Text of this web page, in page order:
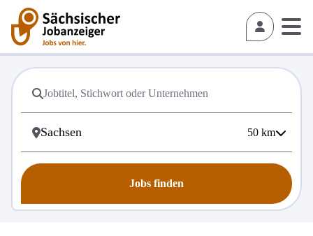
50 km
Jobs finden